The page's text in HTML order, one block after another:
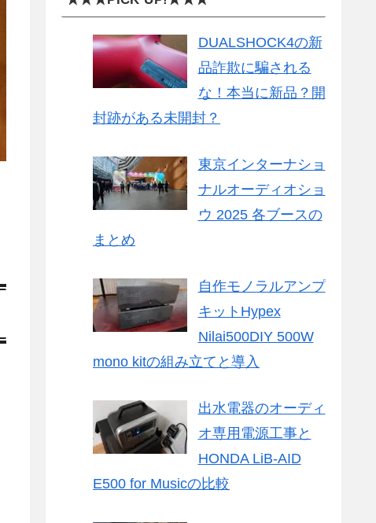
DUALSHOCK4の新
品詐欺に騙される
な！本当に新品？開
封跡がある未開封？
東京インターナショ
ナルオーディオショ
ウ 2025 各ブースの
まとめ
自作モノラルアンプ
キットHypex
Nilai500DIY 500W
mono kitの組み立てと導入
出水電器のオーディ
オ専用電源工事と
HONDA LiB-AID
E500 for Musicの比較